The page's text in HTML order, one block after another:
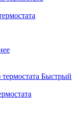
Быстрый